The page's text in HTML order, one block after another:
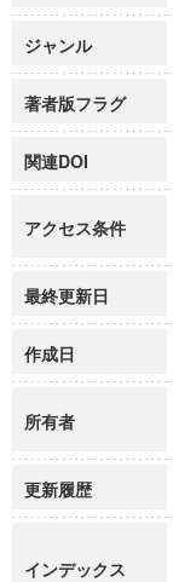
ジャンル
著者版フラグ
関連DOI
アクセス条件
最終更新日
作成日
所有者
更新履歴
インデックス